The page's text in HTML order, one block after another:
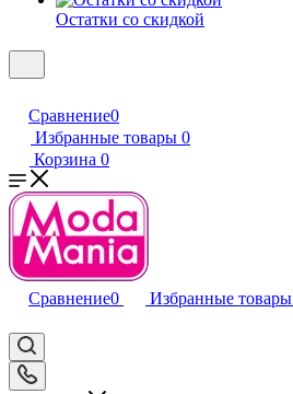
Остатки со скидкой
Сравнение0
Избранные товары 0
Корзина 0
Сравнение0 Избранные товары